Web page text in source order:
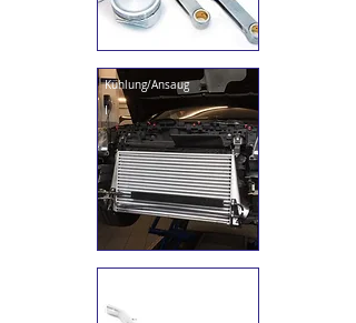
Kühlung/Ansaug
I
I